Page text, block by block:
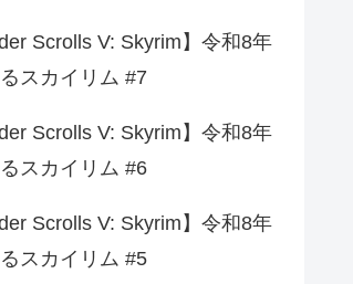
Scrolls V: Skyrim】令和8年
スカイリム #7
Scrolls V: Skyrim】令和8年
スカイリム #6
Scrolls V: Skyrim】令和8年
スカイリム #5